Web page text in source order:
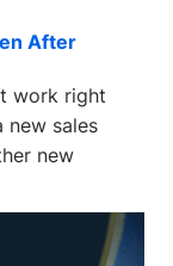
After
work right
new sales
new